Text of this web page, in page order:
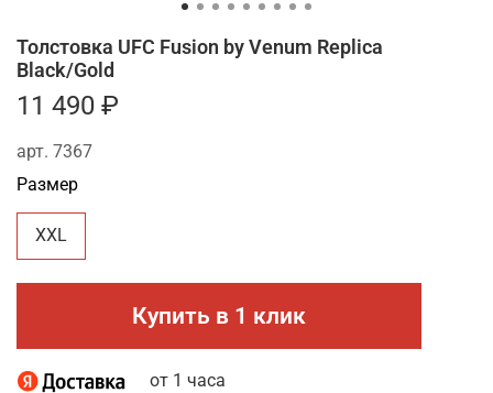
арт. 7367
Толстовка UFC Fusion by Venum Replica
Black/Gold
11 490 ₽
Купить в 1 клик
от 1 часа
Размер
XXL